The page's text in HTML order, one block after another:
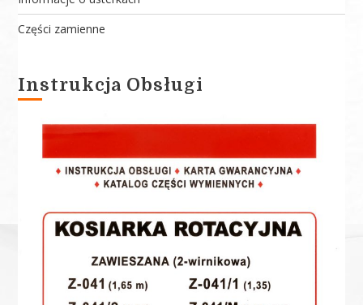
Części zamienne
Instrukcja Obsługi